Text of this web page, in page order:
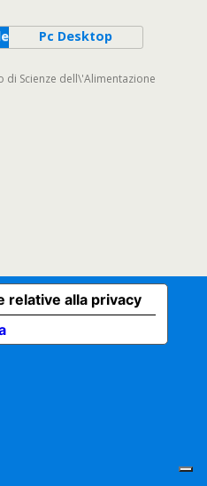
Pc Desktop
di Scienze dell\'Alimentazione
relative alla privacy